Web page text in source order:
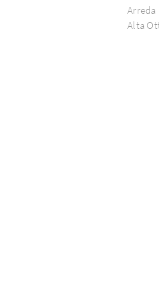
Alta